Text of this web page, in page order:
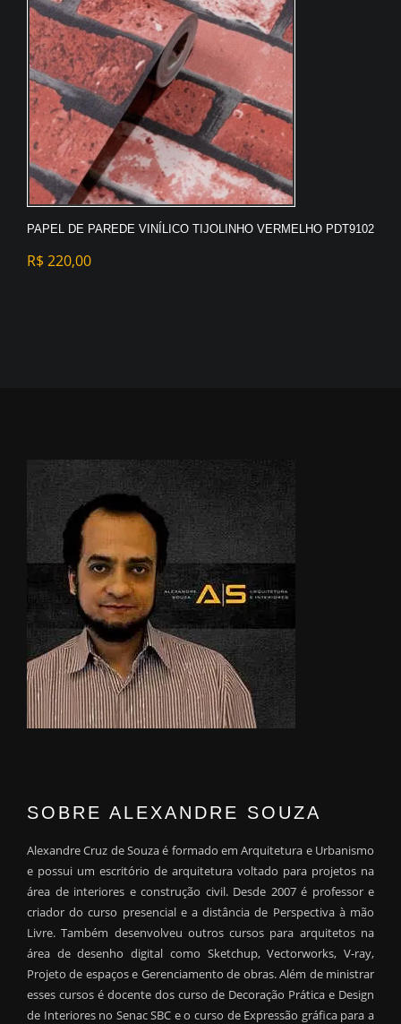
PAPEL DE PAREDE VINÍLICO TIJOLINHO VERMELHO PDT9102
R$ 220,00
SOBRE ALEXANDRE SOUZA
Alexandre Cruz de Souza é formado em Arquitetura e Urbanismo
e possui um escritório de arquitetura voltado para projetos na
área de interiores e construção civil. Desde 2007 é professor e
criador do curso presencial e a distância de Perspectiva à mão
Livre. Também desenvolveu outros cursos para arquitetos na
área de desenho digital como Sketchup, Vectorworks, V-ray,
Projeto de espaços e Gerenciamento de obras. Além de ministrar
esses cursos é docente dos curso de Decoração Prática e Design
de Interiores no Senac SBC e o curso de Expressão gráfica para a